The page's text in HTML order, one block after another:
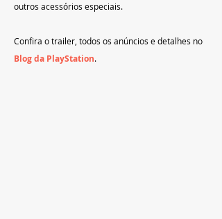
outros acessórios especiais.
Confira o trailer, todos os anúncios e detalhes no
Blog da PlayStation.